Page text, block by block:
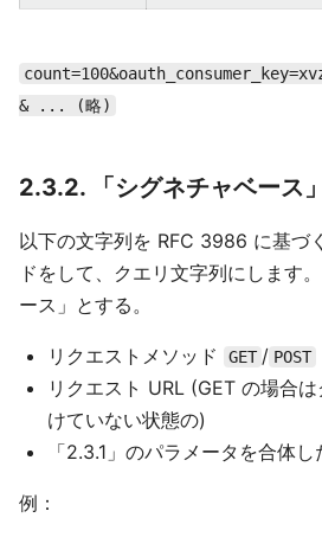
& ... (略)
2.3.2. 「シグネチャベース
以下の文字列を RFC 3986 に基づ
ドをして、クエリ文字列にします
ース」とする。
リクエストメソッド GET / POST
リクエスト URL (GET の場合
けていない状態の)
「2.3.1」のパラメータを合体
例：